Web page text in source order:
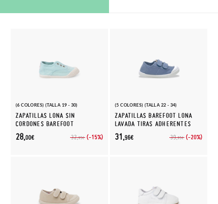
(6 COLORES) (TALLA 19 - 30)
ZAPATILLAS LONA SIN
CORDONES BAREFOOT
32,95€ (-15%)
28,00€
(5 COLORES) (TALLA 22 - 34)
ZAPATILLAS BAREFOOT LONA
LAVADA TIRAS ADHERENTES
39,95€ (-20%)
31,96€